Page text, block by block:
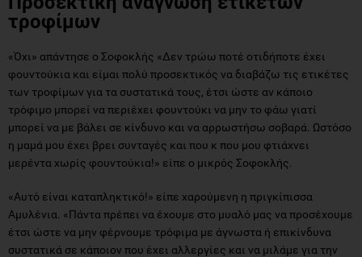
τροφίμων
«Όχι» απάντησε ο Σοφοκλής «Δεν τρώω ποτέ οτιδήποτε έχει
φουντούκια και είμαι πολύ προσεκτικός να διαβάζω τις ετικέτες
των τροφίμων για τα συστατικά τους, έτσι ώστε αν κάποιο
τρόφιμο μπορεί να περιέχει φουντούκι να μην το φάω γιατί
μπορεί να με βάλει σε κίνδυνο και να αρρωστήσω σοβαρά. Ωστόσο
η μαμά μου έχει βρει συνταγές και που κ που μου φτιάχνει
μερέντα χωρίς φουντούκια!» είπε ο μικρός Σοφοκλής.
«Αυτό είναι καταπληκτικό!» είπε χαρούμενη η πριγκίπισσα
Αμυλένια. «Πάντα πρέπει να έχουμε στο μυαλό μας να προσέχουμε
έτσι ώστε να μην φέρνουμε τρόφιμα με άγνωστα ή επικίνδυνα
συστατικά σε κάποιον που έχει αλλεργίες και να μιλάμε για την